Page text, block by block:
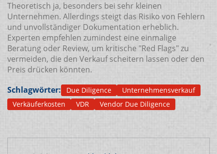
Theoretisch ja, besonders bei sehr kleinen
Unternehmen. Allerdings steigt das Risiko von Fehlern
und unvollständiger Dokumentation erheblich.
Experten empfehlen zumindest eine einmalige
Beratung oder Review, um kritische "Red Flags" zu
vermeiden, die den Verkauf scheitern lassen oder den
Preis drücken könnten.
Schlagwörter:
Due Diligence
Unternehmensverkauf
Verkäuferkosten
VDR Vendor Due Diligence